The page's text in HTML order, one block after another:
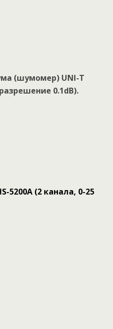
(шумомер) UNI-T
0.1dB).
5200A (2 канала, 0-25